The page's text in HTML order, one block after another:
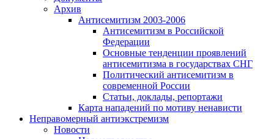
Архив
Антисемитизм 2003-2006
Антисемитизм в Российской
Федерации
Основные тенденции проявлений
антисемитизма в государствах СНГ
Политический антисемитизм в
современной России
Статьи, доклады, репортажи
Карта нападений по мотиву ненависти
Неправомерный антиэкстремизм
Новости